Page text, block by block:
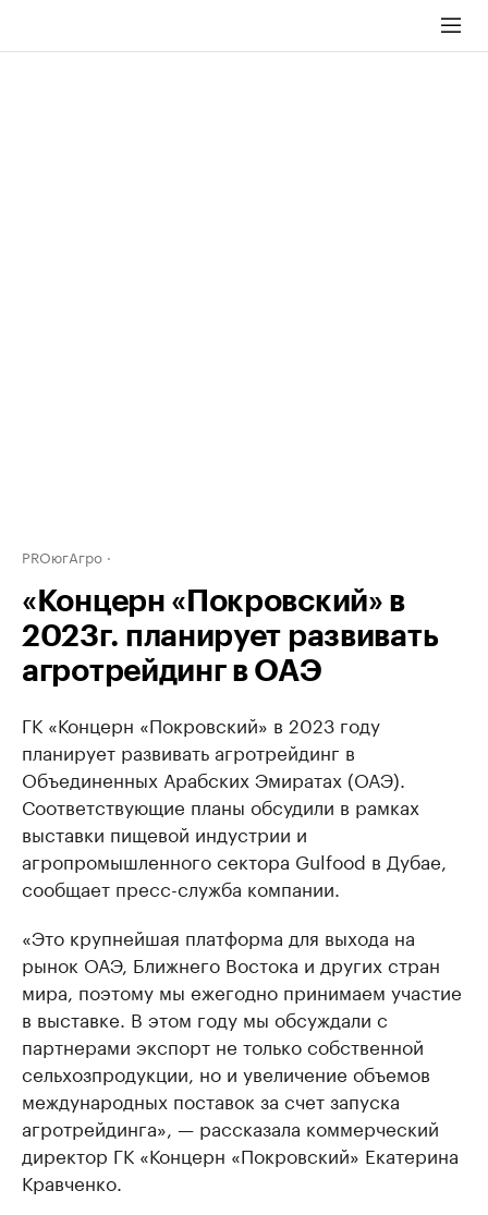
PROюгАгро
«Концерн «Покровский» в
2023г. планирует развивать
агротрейдинг в ОАЭ
ГК «Концерн «Покровский» в 2023 году
планирует развивать агротрейдинг в
Объединенных Арабских Эмиратах (ОАЭ).
Соответствующие планы обсудили в рамках
выставки пищевой индустрии и
агропромышленного сектора Gulfood в Дубае,
сообщает пресс-служба компании.
«Это крупнейшая платформа для выхода на
рынок ОАЭ, Ближнего Востока и других стран
мира, поэтому мы ежегодно принимаем участие
в выставке. В этом году мы обсуждали с
партнерами экспорт не только собственной
сельхозпродукции, но и увеличение объемов
международных поставок за счет запуска
агротрейдинга», — рассказала коммерческий
директор ГК «Концерн «Покровский» Екатерина
Кравченко.